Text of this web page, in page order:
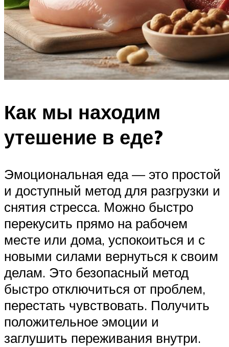
Как мы находим
утешение в еде?
Эмоциональная еда — это простой
и доступный метод для разгрузки и
снятия стресса. Можно быстро
перекусить прямо на рабочем
месте или дома, успокоиться и с
новыми силами вернуться к своим
делам. Это безопасный метод
быстро отключиться от проблем,
перестать чувствовать. Получить
положительное эмоции и
заглушить переживания внутри.